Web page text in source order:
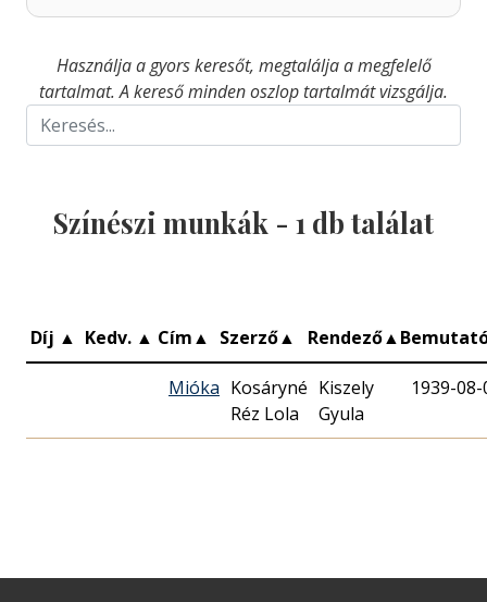
Használja a gyors keresőt, megtalálja a megfelelő
tartalmat. A kereső minden oszlop tartalmát vizsgálja.
Színészi munkák - 1 db találat
Díj ▲ Kedv. ▲ Cím▲ Szerző▲ Rendező▲
Mióka Kosáryné
Réz Lola
Kiszely
Gyula
1939-